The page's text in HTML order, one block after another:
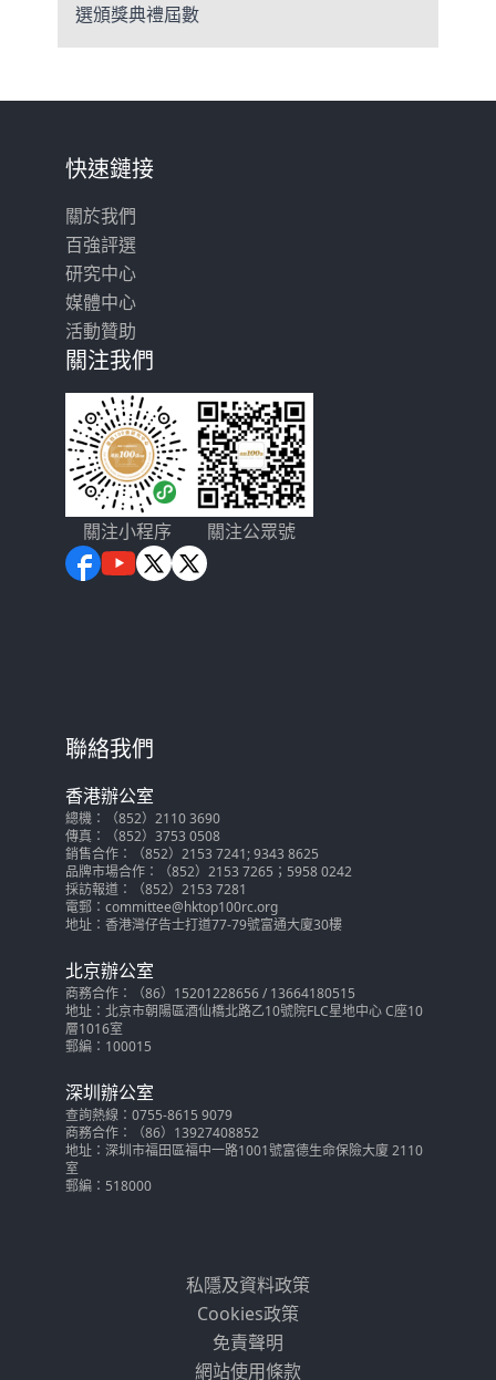
選頒獎典禮屆數
快速鏈接
關於我們
百強評選
研究中心
媒體中心
活動贊助
關注我們
關注小程序 關注公眾號
聯絡我們
香港辦公室
總機：（852）2110 3690
傳真：（852）3753 0508
銷售合作：（852）2153 7241; 9343 8625
品牌市場合作：（852）2153 7265；5958 0242
採訪報道：（852）2153 7281
電郵：committee@hktop100rc.org
地址：香港灣仔告士打道77-79號富通大廈30樓
北京辦公室
商務合作：（86）15201228656 / 13664180515
地址：北京市朝陽區酒仙橋北路乙10號院FLC星地中心 C座10
層1016室
郵編：100015
深圳辦公室
查詢熱線：0755-8615 9079
商務合作：（86）13927408852
地址：深圳市福田區福中一路1001號富德生命保險大廈 2110
室
郵編：518000
私隱及資料政策
Cookies政策
免責聲明
網站使用條款